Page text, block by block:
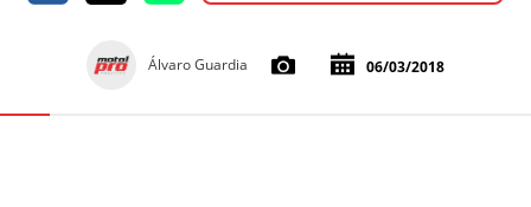
Álvaro Guardia 06/03/2018